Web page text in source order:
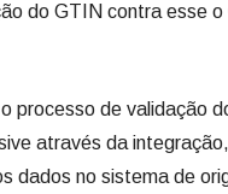
do GTIN contra esse
processo de validação
através da
dados no sistema de